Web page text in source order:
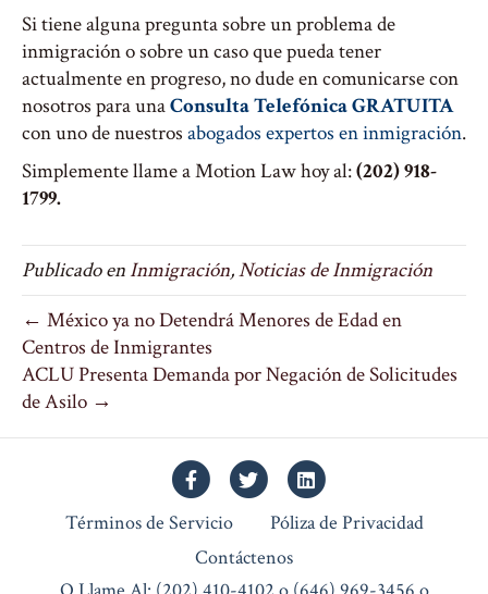
Si tiene alguna pregunta sobre un problema de
inmigración o sobre un caso que pueda tener
actualmente en progreso, no dude en comunicarse con
nosotros para unaConsulta Telefónica GRATUITA
con uno de nuestros abogados expertos en inmigración.
Simplemente llame a Motion Law hoy al:(202) 918-
1799.
Publicado en Inmigración,Noticias de Inmigración
← México ya no Detendrá Menores de Edad en
Centros de Inmigrantes
ACLU Presenta Demanda por Negación de Solicitudes
de Asilo →
FacebookTwitterLinkedin
Términos de Servicio
Póliza de Privacidad
Contáctenos